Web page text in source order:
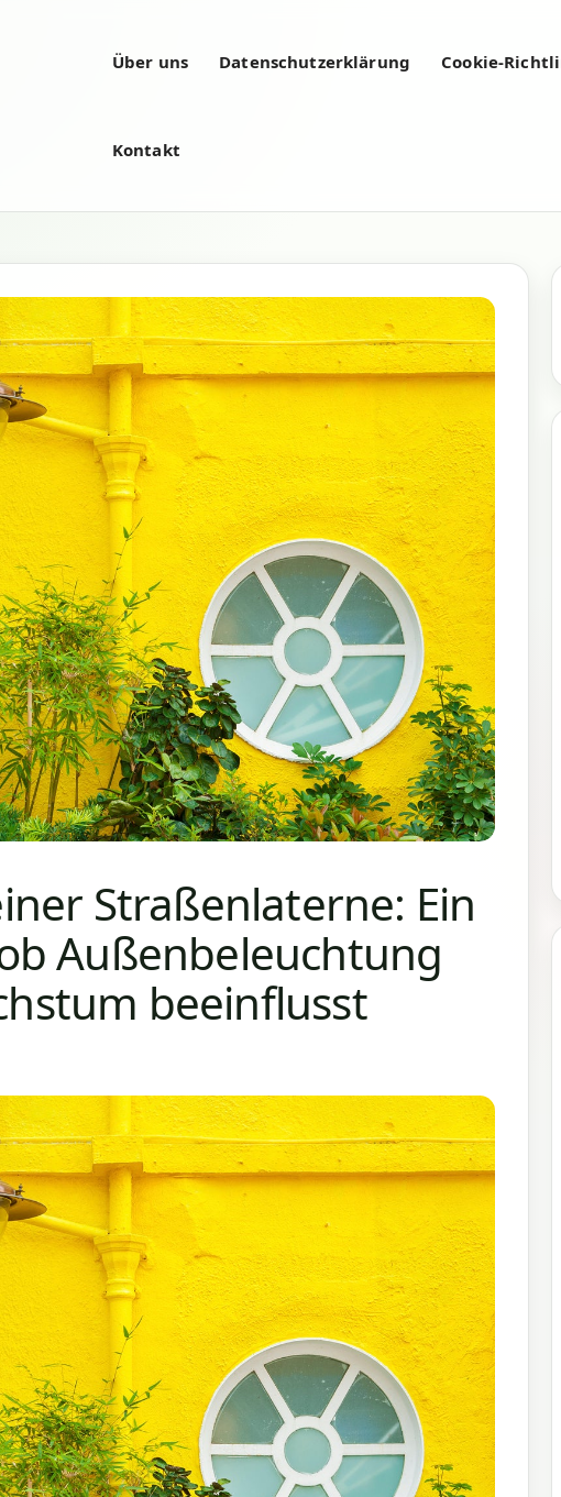
Über uns Datenschutzerklärung Cookie-
Kontakt
Straßenlaterne: Ein
Außenbeleuchtung
beeinflusst